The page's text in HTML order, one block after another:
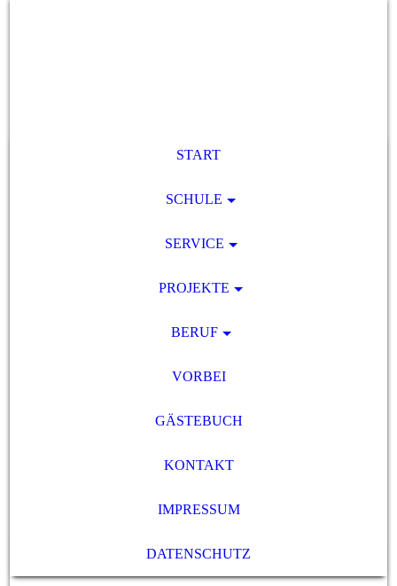
START
SCHULE
SERVICE
PROJEKTE
BERUF
VORBEI
GÄSTEBUCH
KONTAKT
IMPRESSUM
DATENSCHUTZ